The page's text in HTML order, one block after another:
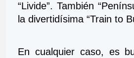
“Livide”. También
la divertidísima “Train to
En cualquier caso, es